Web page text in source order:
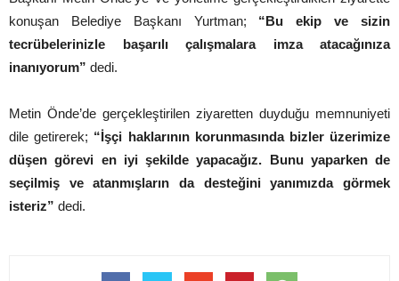
konuşan Belediye Başkanı Yurtman; “Bu ekip ve sizin
tecrübelerinizle başarılı çalışmalara imza atacağınıza
inanıyorum” dedi.
Metin Önde’de gerçekleştirilen ziyaretten duyduğu memnuniyeti
dile getirerek; “İşçi haklarının korunmasında bizler üzerimize
düşen görevi en iyi şekilde yapacağız. Bunu yaparken de
seçilmiş ve atanmışların da desteğini yanımızda görmek
isteriz” dedi.